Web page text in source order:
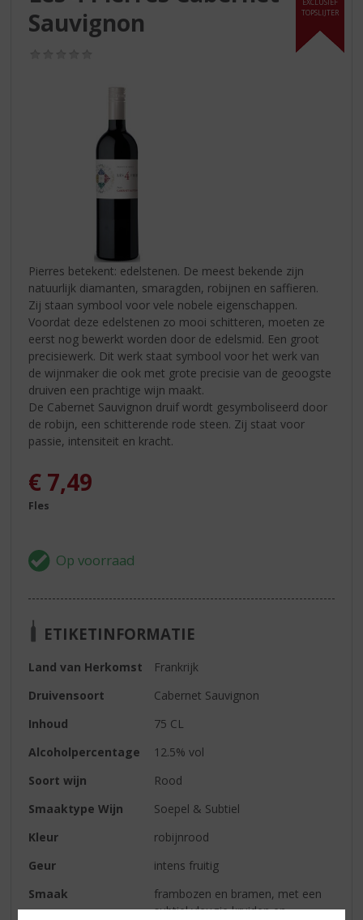
TOPSLIJTER
Sauvignon
Pierres betekent: edelstenen. De meest bekende zijn
natuurlijk diamanten, smaragden, robijnen en saffieren.
Zij staan symbool voor vele nobele eigenschappen.
Voordat deze edelstenen zo mooi schitteren, moeten ze
eerst nog bewerkt worden door de edelsmid. Een groot
precisiewerk. Dit werk staat symbool voor het werk van
de wijnmaker die ook met grote precisie van de geoogste
druiven een prachtige wijn maakt.
De Cabernet Sauvignon druif wordt gesymboliseerd door
de robijn, een schitterende rode steen. Zij staat voor
passie, intensiteit en kracht.
€ 7,49
Fles
ETIKETINFORMATIE
Land van Herkomst
Frankrijk
Druivensoort
Cabernet Sauvignon
Inhoud
75 CL
Alcoholpercentage
12.5% vol
Soort wijn
Rood
Smaaktype Wijn
Soepel & Subtiel
Kleur
robijnrood
Geur
intens fruitig
Smaak
frambozen en bramen, met een
subtiel vleugje kruiden en